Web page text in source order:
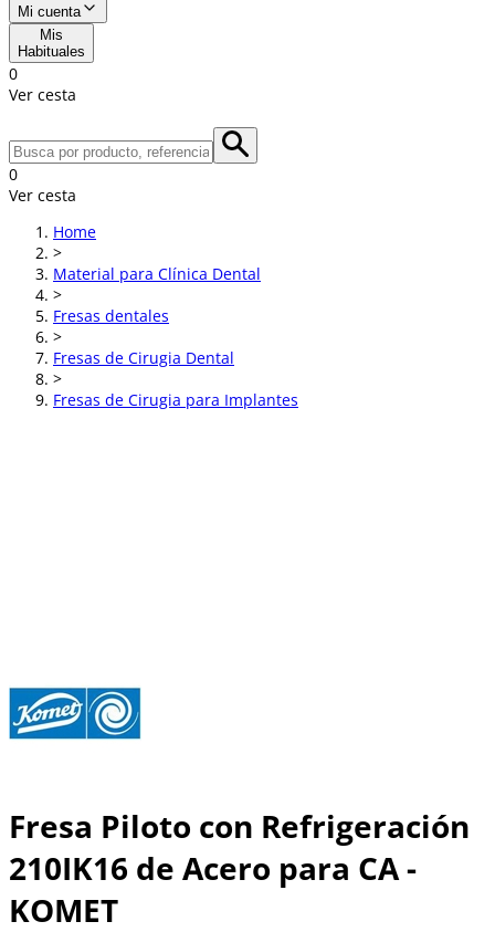
Mi cuenta
Mis
Habituales
0
Ver cesta
0
Ver cesta
Home
>
Material para Clínica Dental
>
Fresas dentales
>
Fresas de Cirugia Dental
>
Fresas de Cirugia para Implantes
Fresa Piloto con Refrigeración
210IK16 de Acero para CA -
KOMET